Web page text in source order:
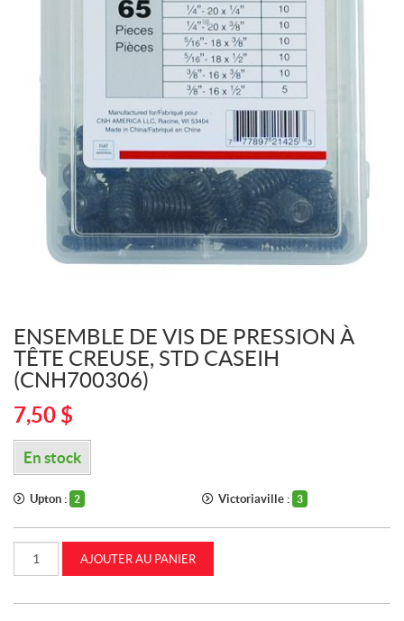
ENSEMBLE DE VIS DE PRESSION À
TÊTE CREUSE, STD CASEIH
(CNH700306)
7,50 $
En stock
Upton : 2 Victoriaville : 3
Ensemble
vis
AJOUTER AU PANIER